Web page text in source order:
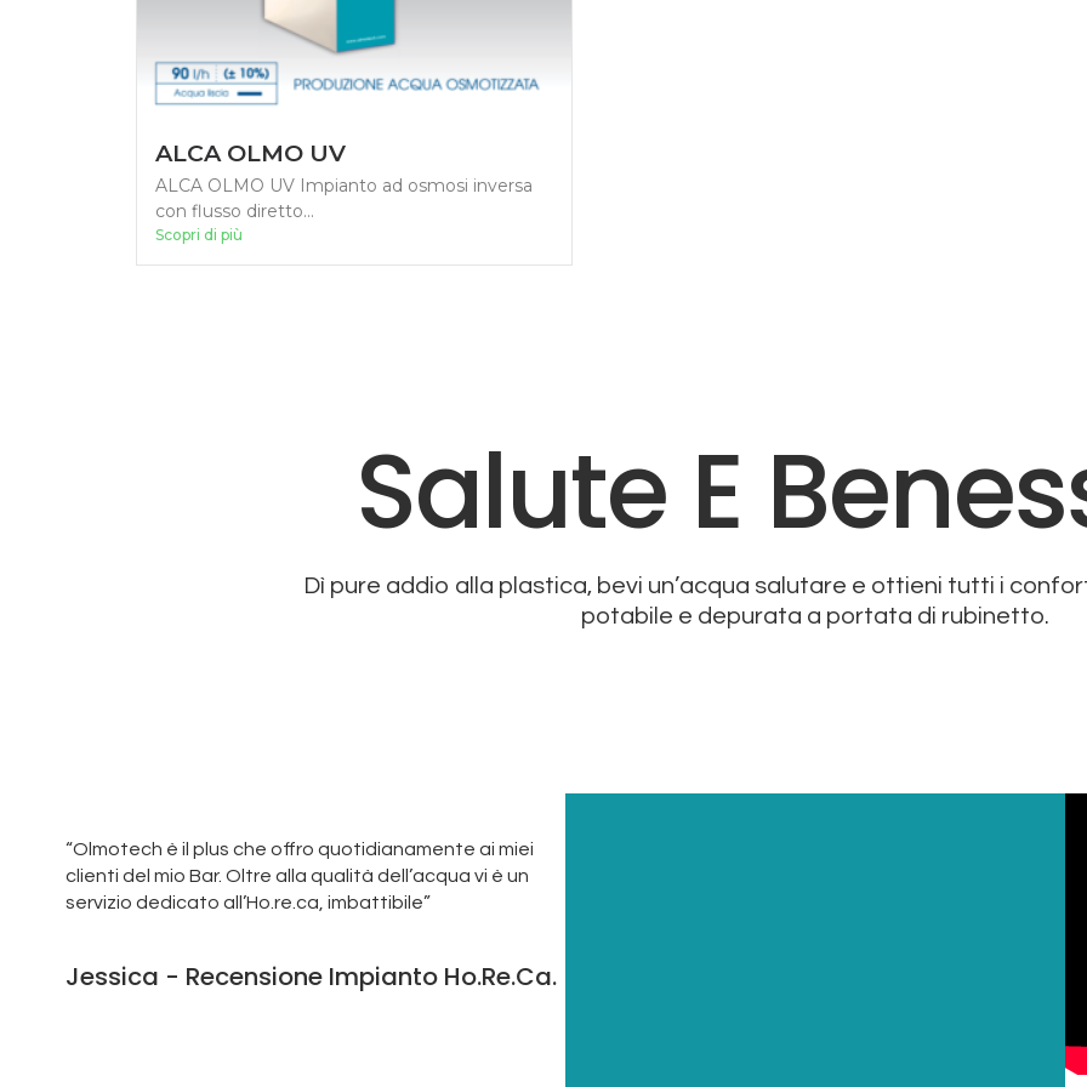
ALCA OLMO UV
ALCA OLMO UV Impianto ad osmosi inversa
con flusso diretto...
Scopri di più
Salute E
Dì pure addio alla plastica, bevi un’acqua salutare e ottieni tutti i
potabile e depurata a portata di rubinetto.
“Olmotech è il plus che offro quotidianamente ai miei
clienti del mio Bar. Oltre alla qualità dell’acqua vi è un
servizio dedicato all’Ho.re.ca, imbattibile”
Jessica - Recensione Impianto Ho.re.ca.